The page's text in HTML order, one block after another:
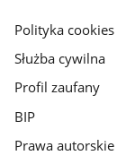
gov.pl
Polityka cookies
Służba cywilna
Profil zaufany
BIP
Prawa autorskie